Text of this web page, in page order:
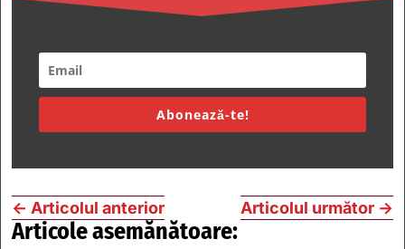
Abonează-te!
← Articolul anterior Articolul următor →
Articole asemănătoare: